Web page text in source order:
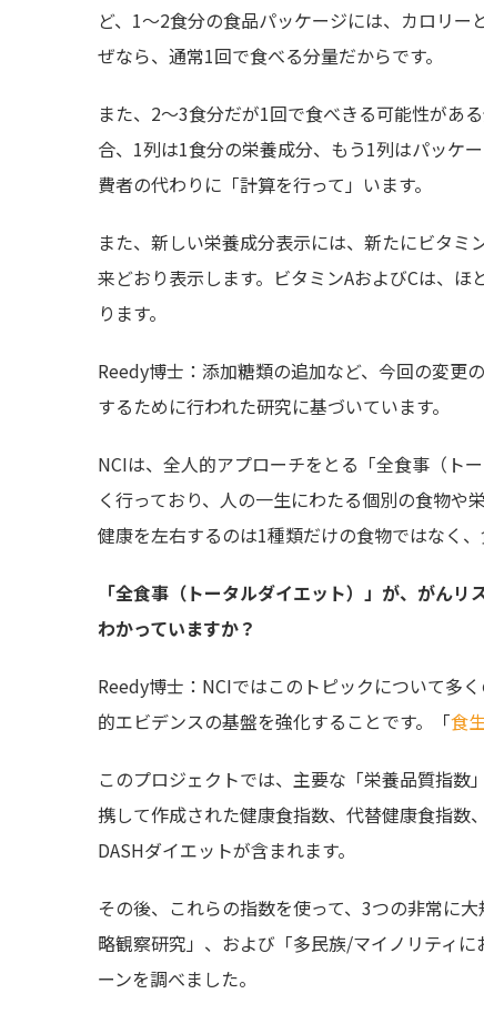
ど、1～2食分の食品パッケージには、カロリ
ぜなら、通常1回で食べる分量だからです。
また、2～3食分だが1回で食べきる可能性があ
合、1列は1食分の栄養成分、もう1列はパッケ
費者の代わりに「計算を行って」います。
また、新しい栄養成分表示には、新たにビタ
来どおり表示します。ビタミンAおよびCは、
ります。
Reedy博士：添加糖類の追加など、今回の変更
するために行われた研究に基づいています。
NCIは、全人的アプローチをとる「全食事（ト
く行っており、人の一生にわたる個別の食物や
健康を左右するのは1種類だけの食物ではなく
「全食事（トータルダイエット）」が、がん
わかっていますか？
Reedy博士：NCIではこのトピックについて多
的エビデンスの基盤を強化することです。「食
このプロジェクトでは、主要な「栄養品質指
携して作成された健康食指数、代替健康食指数
DASHダイエットが含まれます。
その後、これらの指数を使って、3つの非常に
略観察研究」、および「多民族/マイノリティ
ーンを調べました。